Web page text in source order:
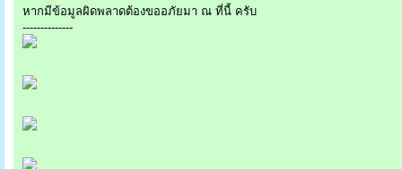
หากมีข้อมูลผิดพลาดต้องขออภัยมา ณ ที่นี้ ครับ
--------------